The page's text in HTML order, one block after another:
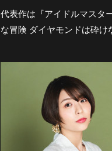
代表作は『アイドルマスタ
な冒険 ダイヤモンドは砕け